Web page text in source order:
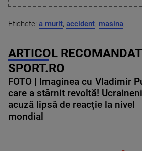
Etichete: a murit, accident, masina,
ARTICOL
SPORT.RO
FOTO | Imaginea cu Vladimir
care a stârnit revoltă!
acuză lipsă de reacție la nivel
mondial